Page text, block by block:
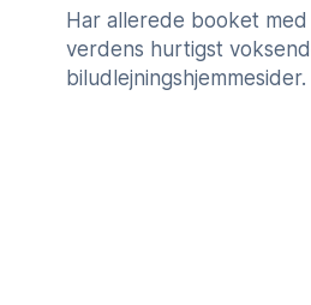
Har allerede booket
verdens hurtigst
biludlejningshjemmesider.